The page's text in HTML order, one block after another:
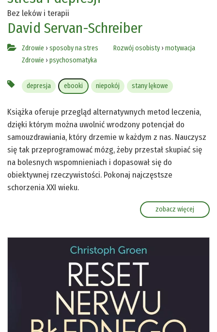
Bez leków i terapii
David Servan-Schreiber
Zdrowie › sposoby na stres
Zdrowie › psychosomatyka
Rozwój osobisty › motywacja
depresja ebooki niepokój stany lękowe
Książka oferuje przegląd alternatywnych metod leczenia,
dzięki którym można uwolnić wrodzony potencjał do
samouzdrawiania, który drzemie w każdym z nas. Nauczysz
się tak przeprogramować mózg, żeby przestał skupiać się
na bolesnych wspomnieniach i dopasował się do
obiektywnej rzeczywistości. Pokonaj najczęstsze
schorzenia XXI wieku.
zobacz więcej